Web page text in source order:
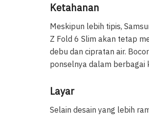
Ketahanan
Meskipun lebih tipis,
Z Fold 6 Slim akan tetap
debu dan cipratan air.
ponselnya dalam berbagai
Layar
Selain desain yang lebih